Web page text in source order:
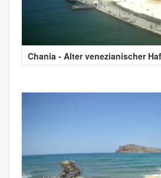
Chania - Alter venezianischer